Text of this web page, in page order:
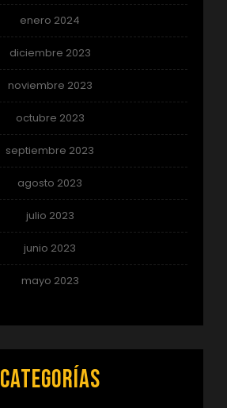
enero 2024
diciembre 2023
noviembre 2023
octubre 2023
septiembre 2023
agosto 2023
julio 2023
junio 2023
mayo 2023
Categorías